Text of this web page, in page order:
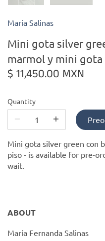
Maria Salinas
Mini gota silver
marmol y mini gota
$ 11,450.00 MXN
Quantity
Mini gota silver green con
piso - is available for pre-
wait.
ABOUT
María Fernanda Salinas
Lladro
Numa Jewelry
PofM Jewelry
Reflections
Skin & Sky
SQ Diamonds